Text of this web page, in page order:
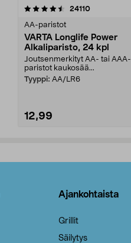
24110arvostelut
AA-paristot
VARTA Longlife Power
Alkaliparisto, 24 kpl
Joutsenmerkityt AA- tai AAA-
paristot kaukosää...
Tyyppi: AA/LR6
12,99
4.5viidestä
Ajankohtaista
Grillit
Säilytys